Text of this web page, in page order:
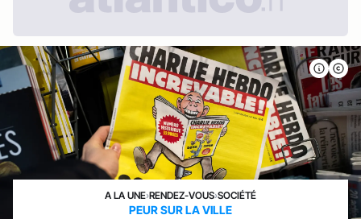
A LA UNE›RENDEZ-VOUS›SOCIÉTÉ
PEUR SUR LA VILLE